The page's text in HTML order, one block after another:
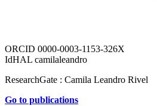
ORCID 0000-0003-1153-326X
IdHAL camilaleandro
ResearchGate : Camila Leandro Rivel
Go to publications